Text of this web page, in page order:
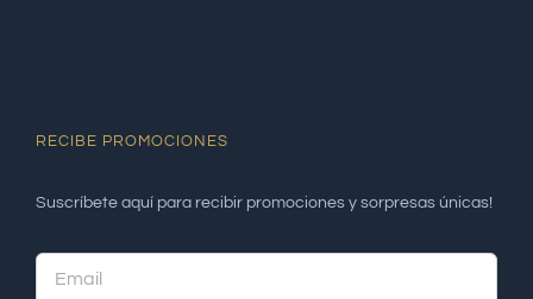
RECIBE PROMOCIONES
Suscríbete aquí para recibir promociones y sorpresas únicas!